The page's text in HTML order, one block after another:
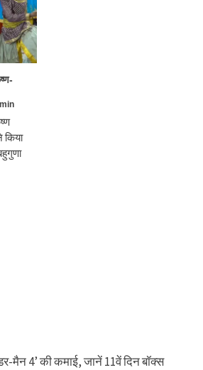
किया
मैन 4’ की कमाई, जानें 11वें दिन बॉक्स